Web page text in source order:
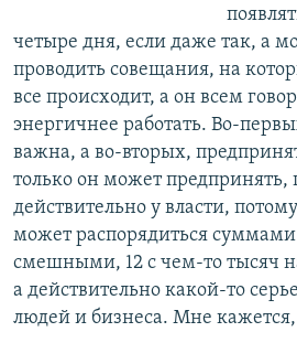
четыре дня, если даже так, а
проводить совещания, на
все происходит, а он всем
энергичнее работать. Во-
важна, а во-вторых,
только он может предпринять,
действительно у власти,
может распорядиться
смешными, 12 с чем-то тысяч
а действительно какой-то
людей и бизнеса. Мне